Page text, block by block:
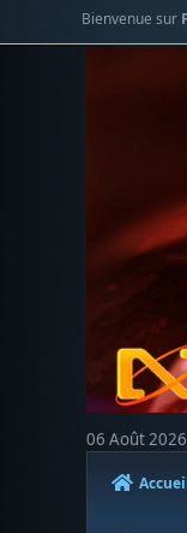
Bienvenue sur
06 Août